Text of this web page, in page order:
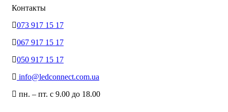
Контакты
073 917 15 17
067 917 15 17
050 917 15 17
info@ledconnect.com.ua
пн. – пт. с 9.00 до 18.00